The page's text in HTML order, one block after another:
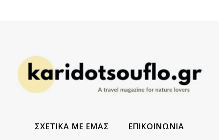
ΣΧΕΤΙΚΑ ΜΕ ΕΜΑΣ ΕΠΙΚΟΙΝΩΝΙΑ